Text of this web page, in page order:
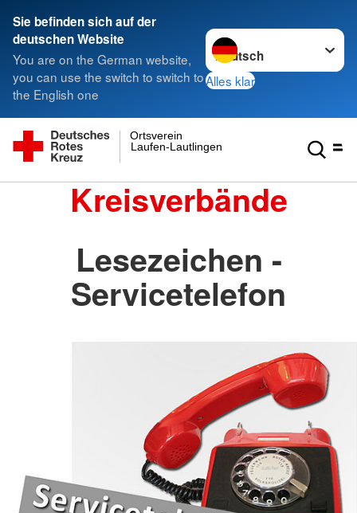
Sie befinden sich auf der
deutschen Website
You are on the German website,
you can use the switch to switch to
the English one
Sprache wechseln zu
Alles klar
Laufen-Lautlingen
Ortsverein
Kreisverbände
Lesezeichen -
Servicetelefon